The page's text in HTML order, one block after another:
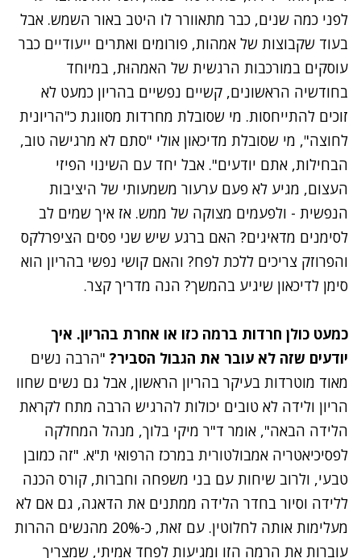
לפני כמה שנים, כבר מתאוורר לו היטב באור השמש. אבל
בעוד שקבוצות של אמהות, פורומים ואתרים ייעודיים כבר
עוסקים במורכבות הרגשית של האמהוּת, במיוחד
בחודשיה הראשונים, קשיים נפשיים בהריון כמעט לא
זוכים להתייחסות. מי שסובלת מחרדות מסווגת כ"הריונית
לחוצה", מי שסובלת מדיכאון אולי "סתם לא מרגישה טוב,
הבחילות, אתם יודעים". אבל יחד עם השינוי הפיזי
העצום, מגיע לא פעם ערעור משמעותי של היציבות
הנפשית - ולפעמים מצוקה של ממש. אז איך שמים לב
לסימנים מדאיגים? האם ברגע שיש שני פסים הציפרלקס
והפרוזק צריכים ללכת לפח? והאם קושי נפשי בהריון הוא
סימן לדיכאון שיגיע בהמשך? הנה מדריך קצר.
כמעט כולן חרדות ברמה כזו או אחרת בהריון. איך
יודעים שזה לא עובר את הגבול הסביר? "הרבה נשים
מאוד מוטרדות בעיקר בהריון הראשון, אבל גם נשים שחוו
הריון ולידה לא טובים יכולות להרגיש הרבה מתח לקראת
הלידה הבאה", אומר ד"ר מיקי בלוך, מנהל המחלקה
לפסיכיאטריה אמבולטורית במרכז הרפואי ת"א. "זה כמובן
טבעי, ולרוב שיחות עם בני משפחה וחברות, קורס הכנה
ללידה וסיור בחדר הלידה ממתנים את הדאגה, גם אם לא
מעלימות אותה לחלוטין. עם זאת, כ-20% מהנשים ההרות
עוברות את הרמה הזו ומגיעות לפחד אמיתי, שמצריך